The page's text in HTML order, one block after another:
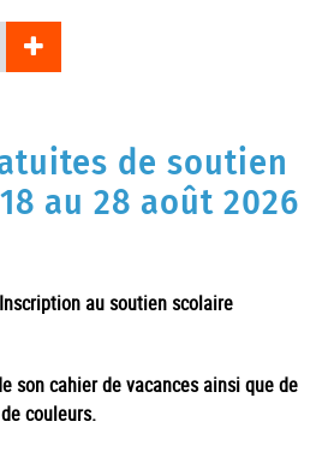
de soutien
au 28 août 2026
au soutien scolaire
son cahier de vacances ainsi que de
couleurs.